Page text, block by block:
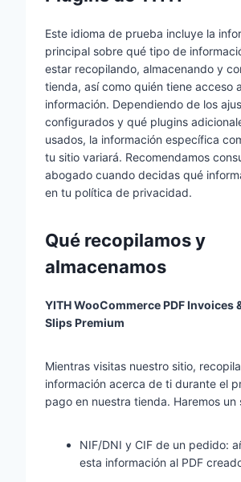
Este idioma de prueba incluye la
principal sobre qué tipo de
estar recopilando, almacenando y
tienda, así como quién tiene acceso
información. Dependiendo de los
configurados y qué plugins
usados, la información específica
tu sitio variará. Recomendamos
abogado cuando decidas qué
en tu política de privacidad.
Qué recopilamos y
almacenamos
YITH WooCommerce PDF Invoices
Slips Premium
Mientras visitas nuestro sitio,
información acerca de ti durante el
pago en nuestra tienda. Haremos un
NIF/DNI y CIF de un pedido:
esta información al PDF